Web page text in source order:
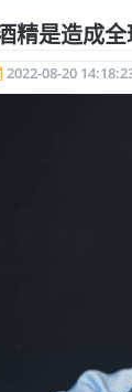
精是造成
2022-08-20